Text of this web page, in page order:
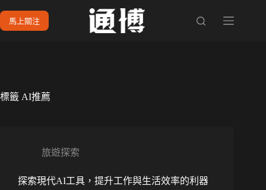
馬上關注
標籤 AI推薦
旅遊探索
探索現代AI工具，提升工作與生活效率的利器